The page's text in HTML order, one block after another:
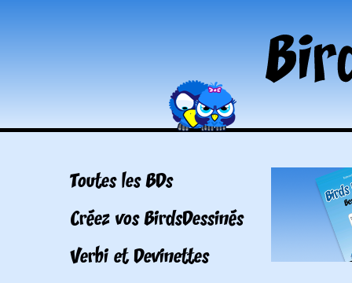
Toutes les BDs
Créez vos BirdsDessinés
Verbi et Devinettes